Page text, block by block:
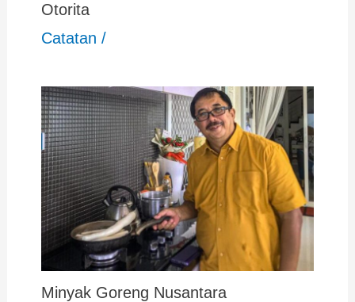
Otorita
Catatan /
Minyak Goreng Nusantara